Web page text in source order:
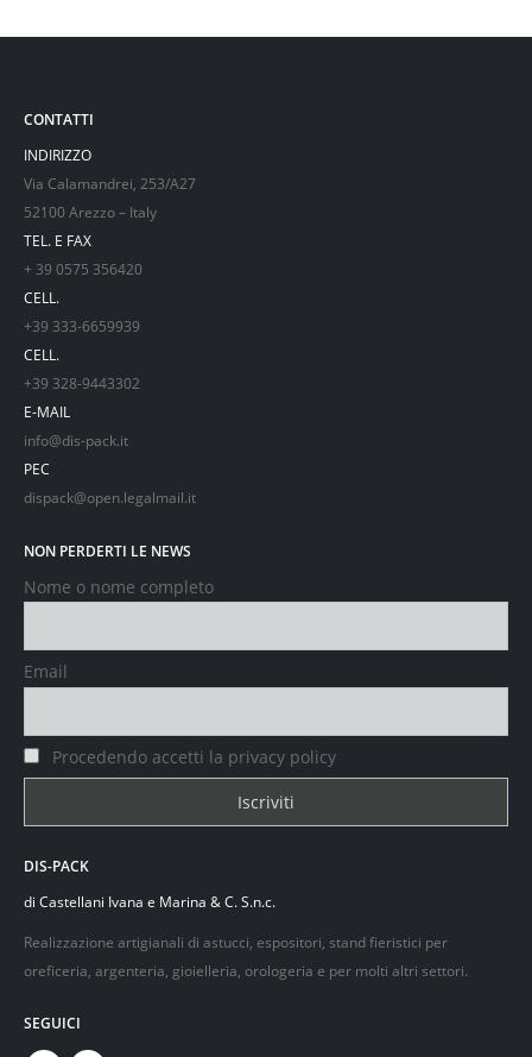
CONTATTI
INDIRIZZO
Via Calamandrei, 253/A27
52100 Arezzo – Italy
TEL. E FAX
+ 39 0575 356420
CELL.
+39 333-6659939
CELL.
+39 328-9443302
E-MAIL
info@dis-pack.it
PEC
dispack@open.legalmail.it
NON PERDERTI LE NEWS
Nome o nome completo
Email
Procedendo accetti la privacy policy
DIS-PACK
di Castellani Ivana e Marina & C. S.n.c.
Realizzazione artigianali di astucci, espositori, stand fieristici per
oreficeria, argenteria, gioielleria, orologeria e per molti altri settori.
SEGUICI